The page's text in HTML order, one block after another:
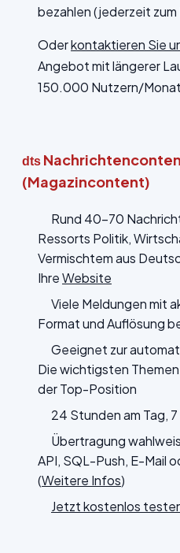
bezahlen (jederzeit
Oderkontaktieren Sie
Angebot mit längerer
150.000 Nutzern/
dts
(Magazincontent)
Rund 40-70
Ressorts Politik,
Vermischtem aus
IhreWebsite
Viele Meldungen mit
Format und Auflösung
Geeignet zur
Die wichtigsten
der Top-Position
24 Stunden am Tag,
Übertragung
API, SQL-Push, E-Mail
(Weitere Infos)
Jetzt kostenlos